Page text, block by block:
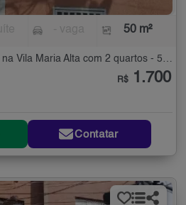
50 m²
Apartamento para Alugar na Vila Maria Alta com 2 quartos - 50 m²
R$ 1.700
Contatar